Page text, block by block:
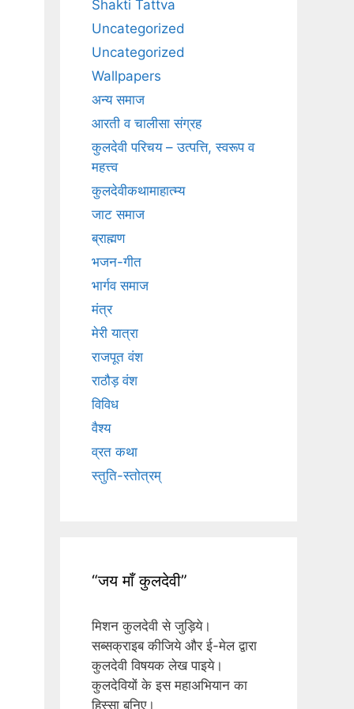
Shakti Tattva
Uncategorized
Uncategorized
Wallpapers
अन्य समाज
आरती व चालीसा संग्रह
कुलदेवी परिचय – उत्पत्ति, स्वरूप व
महत्त्व
कुलदेवीकथामाहात्म्य
जाट समाज
ब्राह्मण
भजन-गीत
भार्गव समाज
मंत्र
मेरी यात्रा
राजपूत वंश
राठौड़ वंश
विविध
वैश्य
व्रत कथा
स्तुति-स्तोत्रम्
“जय माँ कुलदेवी”
मिशन कुलदेवी से जुड़िये।
सब्सक्राइब कीजिये और ई-मेल द्वारा
कुलदेवी विषयक लेख पाइये।
कुलदेवियों के इस महाअभियान का
हिस्सा बनिए।